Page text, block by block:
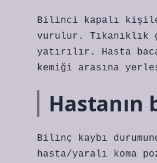
Bilinci kapalı
vurulur. Tıkanıklık
yatırılır. Hasta
kemiği arasına
Hastanın
Bilinç kaybı
hasta/yaralı koma